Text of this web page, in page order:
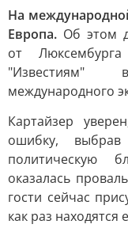
На
Европа. Об этом
от
"Известиям"
международного
Картайзер
ошибку,
политическую
оказалась
гости сейчас
как раз находятся